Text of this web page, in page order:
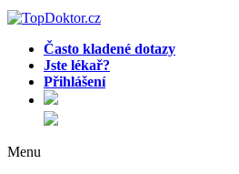
Často kladené dotazy
Jste lékař?
Přihlášení
Menu